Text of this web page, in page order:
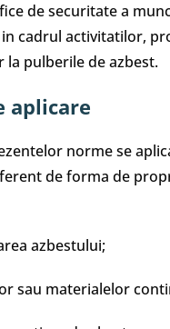
de securitate a
cadrul activitatilor,
pulberile de azbest.
aplicare
norme se
de forma de
azbestului;
sau materialelor